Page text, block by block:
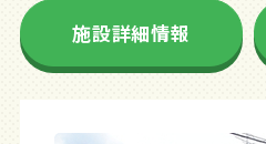
施設詳細情報